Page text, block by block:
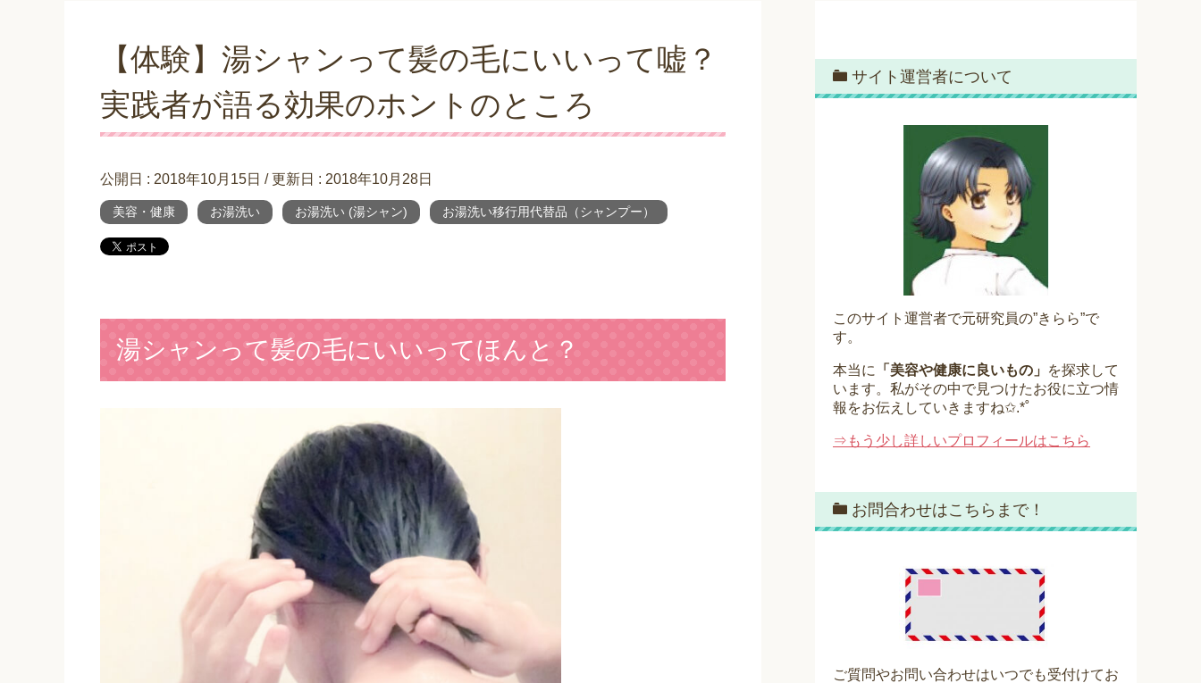
【体験】湯シャンって髪の毛にいいって嘘？
実践者が語る効果のホントのところ
公開日 : 2018年10月15日 / 更新日 : 2018年10月28日
美容・健康 お湯洗い お湯洗い (湯シャン) お湯洗い移行用代替品（シャンプー）
湯シャンって髪の毛にいいってほんと？
サイト運営者について
このサイト運営者で元研究員の”きらら”で
す。
本当に 「美容や健康に良いもの」 を探求して
います。私がその中で見つけたお役に立つ情
報をお伝えしていきますね✩.*˚
⇒もう少し詳しいプロフィールはこちら
お問合わせはこちらまで！
ご質問やお問い合わせはいつでも受付けてお